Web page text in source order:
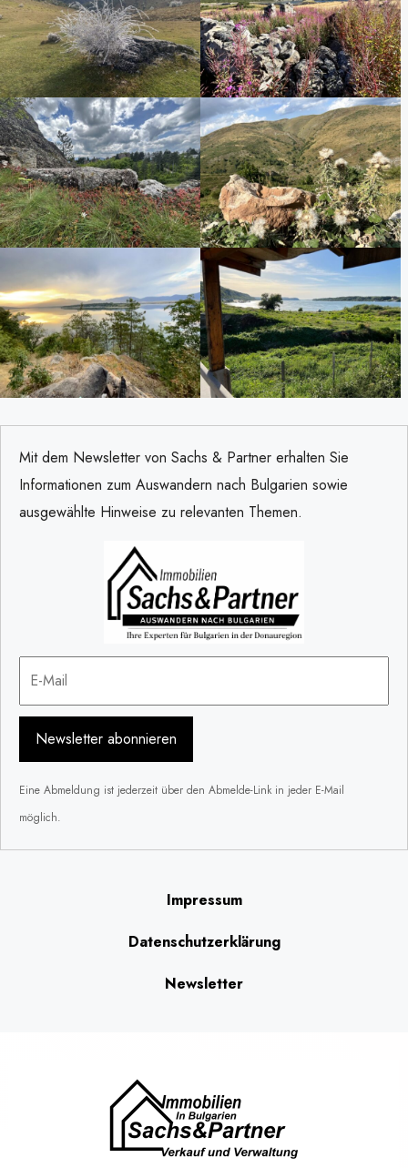
Mit dem Newsletter von Sachs & Partner erhalten Sie
Informationen zum Auswandern nach Bulgarien sowie
ausgewählte Hinweise zu relevanten Themen.
Newsletter abonnieren
Eine Abmeldung ist jederzeit über den Abmelde-Link in jeder E-Mail
möglich.
Impressum
Datenschutzerklärung
Newsletter